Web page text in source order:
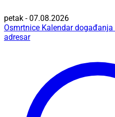
petak - 07.08.2026
Osmrtnice Kalendar događanja
adresar